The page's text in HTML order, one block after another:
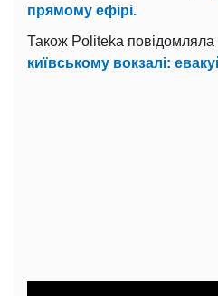
прямому ефірі.
Також Politeka повідомляла
київському вокзалі: